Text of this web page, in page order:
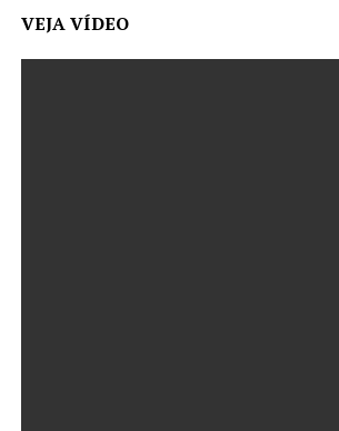
VEJA VÍDEO